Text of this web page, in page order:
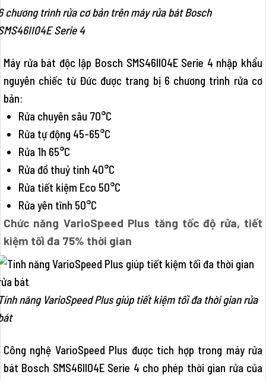
chương trình rửa cơ bản trên máy rửa bát Bosch
Serie 4
Máy rửa bát độc lập Bosch SMS46II04E Serie 4 nhập khẩu
nguyên chiếc từ Đức được trang bị 6 chương trình rửa cơ
bản:
Rửa chuyên sâu 70°C
Rửa tự động 45-65°C
Rửa 1h 65°C
Rửa đồ thuỷ tinh 40°C
Rửa tiết kiệm Eco 50°C
Rửa yên tĩnh 50°C
Chức năng VarioSpeed Plus tăng tốc độ rửa, tiết
kiệm tối đa 75% thời gian
năng VarioSpeed Plus giúp tiết kiệm tối đa thời gian rửa
Công nghệ VarioSpeed Plus được tích hợp trong máy rửa
bát Bosch SMS46II04E Serie 4 cho phép thời gian rửa của